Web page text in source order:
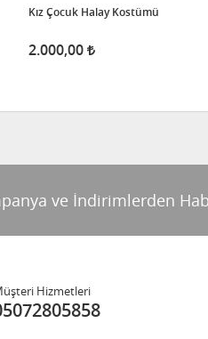
Kız Çocuk Halay Kostümü
2.000,00
ve İndirimlerden
Hizmetleri